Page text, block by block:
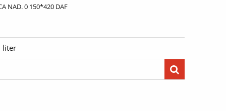
Menu
NAD. 0 150*420 DAF
liter